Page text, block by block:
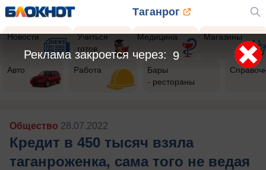
Таганрог
Новости
Учиться
готов
Медицина Магазины
Авто Работа
Бары
- рестораны
Общество 28.07.2022
Кредит в 450 тысяч взяла
таганроженка, сама того не ведая
7
Реклама закроется через: